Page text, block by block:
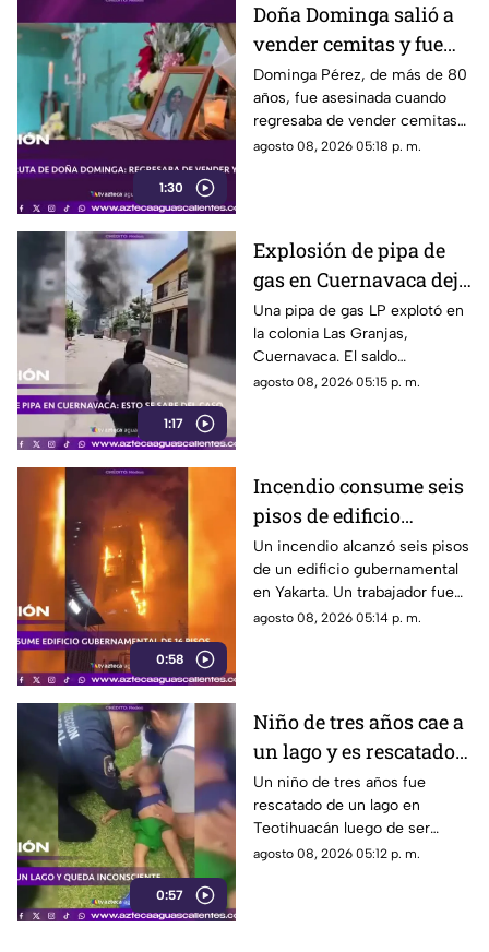
1:30
Doña Dominga salió a
vender cemitas y fue
asesinada al regresar a
casa; así fue la agresión
(VIDEO)
Dominga Pérez, de más de 80
años, fue asesinada cuando
regresaba de vender cemitas
en Chachapa. La Fiscalía de
agosto 08, 2026 05:18 p. m.
1:17
Explosión de pipa de
gas en Cuernavaca deja
21 personas lesionadas
Una pipa de gas LP explotó en
la colonia Las Granjas,
Cuernavaca. El saldo
preliminar es de 21 lesionados
agosto 08, 2026 05:15 p. m.
0:58
Incendio consume seis
pisos de edificio
gubernamental en
Yakarta
Un incendio alcanzó seis pisos
de un edificio gubernamental
en Yakarta. Un trabajador fue
rescatado y cerca de mil
agosto 08, 2026 05:14 p. m.
0:57
Niño de tres años cae a
un lago y es rescatado
inconsciente en
Teotihuacán
Un niño de tres años fue
rescatado de un lago en
Teotihuacán luego de ser
localizado inconsciente. Un
agosto 08, 2026 05:12 p. m.